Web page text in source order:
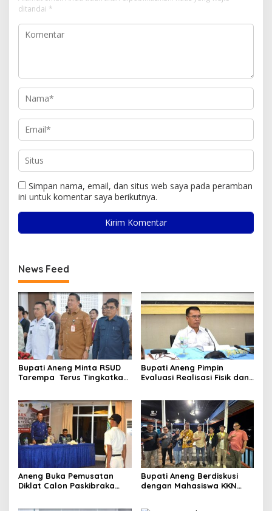
ditandai *
Simpan nama, email, dan situs web saya pada peramban
ini untuk komentar saya berikutnya.
News Feed
Bupati Aneng Minta RSUD
Tarempa Terus Tingkatkan
Bupati Aneng Pimpin
Evaluasi Realisasi Fisik dan
Aneng Buka Pemusatan
Diklat Calon Paskibraka
Bupati Aneng Berdiskusi
dengan Mahasiswa KKN